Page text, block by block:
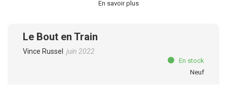
En savoir plus
Le Bout en Train
Vince Russel juin 2022
En stock
Neuf